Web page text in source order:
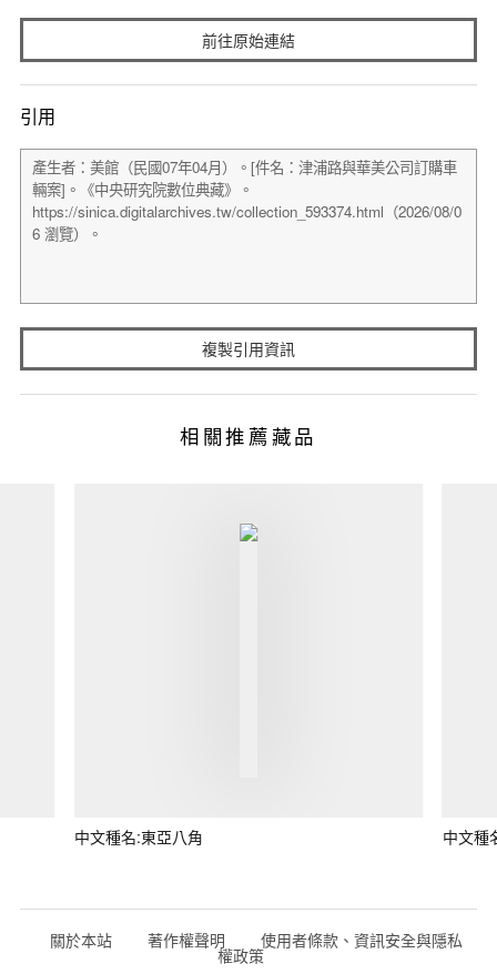
前往原始連結
引用
複製引用資訊
相關推薦藏品
中文種名:東亞八角 中文種
關於本站 著作權聲明 使用者條款、資訊安全與隱私
權政策